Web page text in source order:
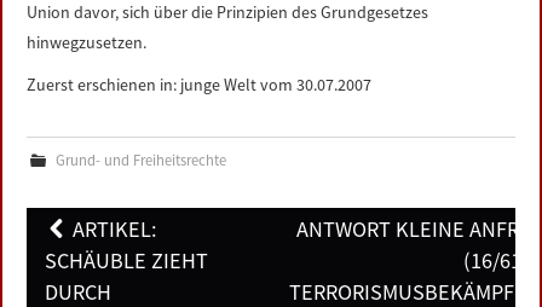
Union davor, sich über die Prinzipien des Grundgesetzes
hinwegzusetzen.
Zuerst erschienen in: junge Welt vom 30.07.2007
Grund- und Freiheitsrechte
Post
navigation
ARTIKEL:
SCHÄUBLE ZIEHT
DURCH
ANTWORT KLEINE
(16/